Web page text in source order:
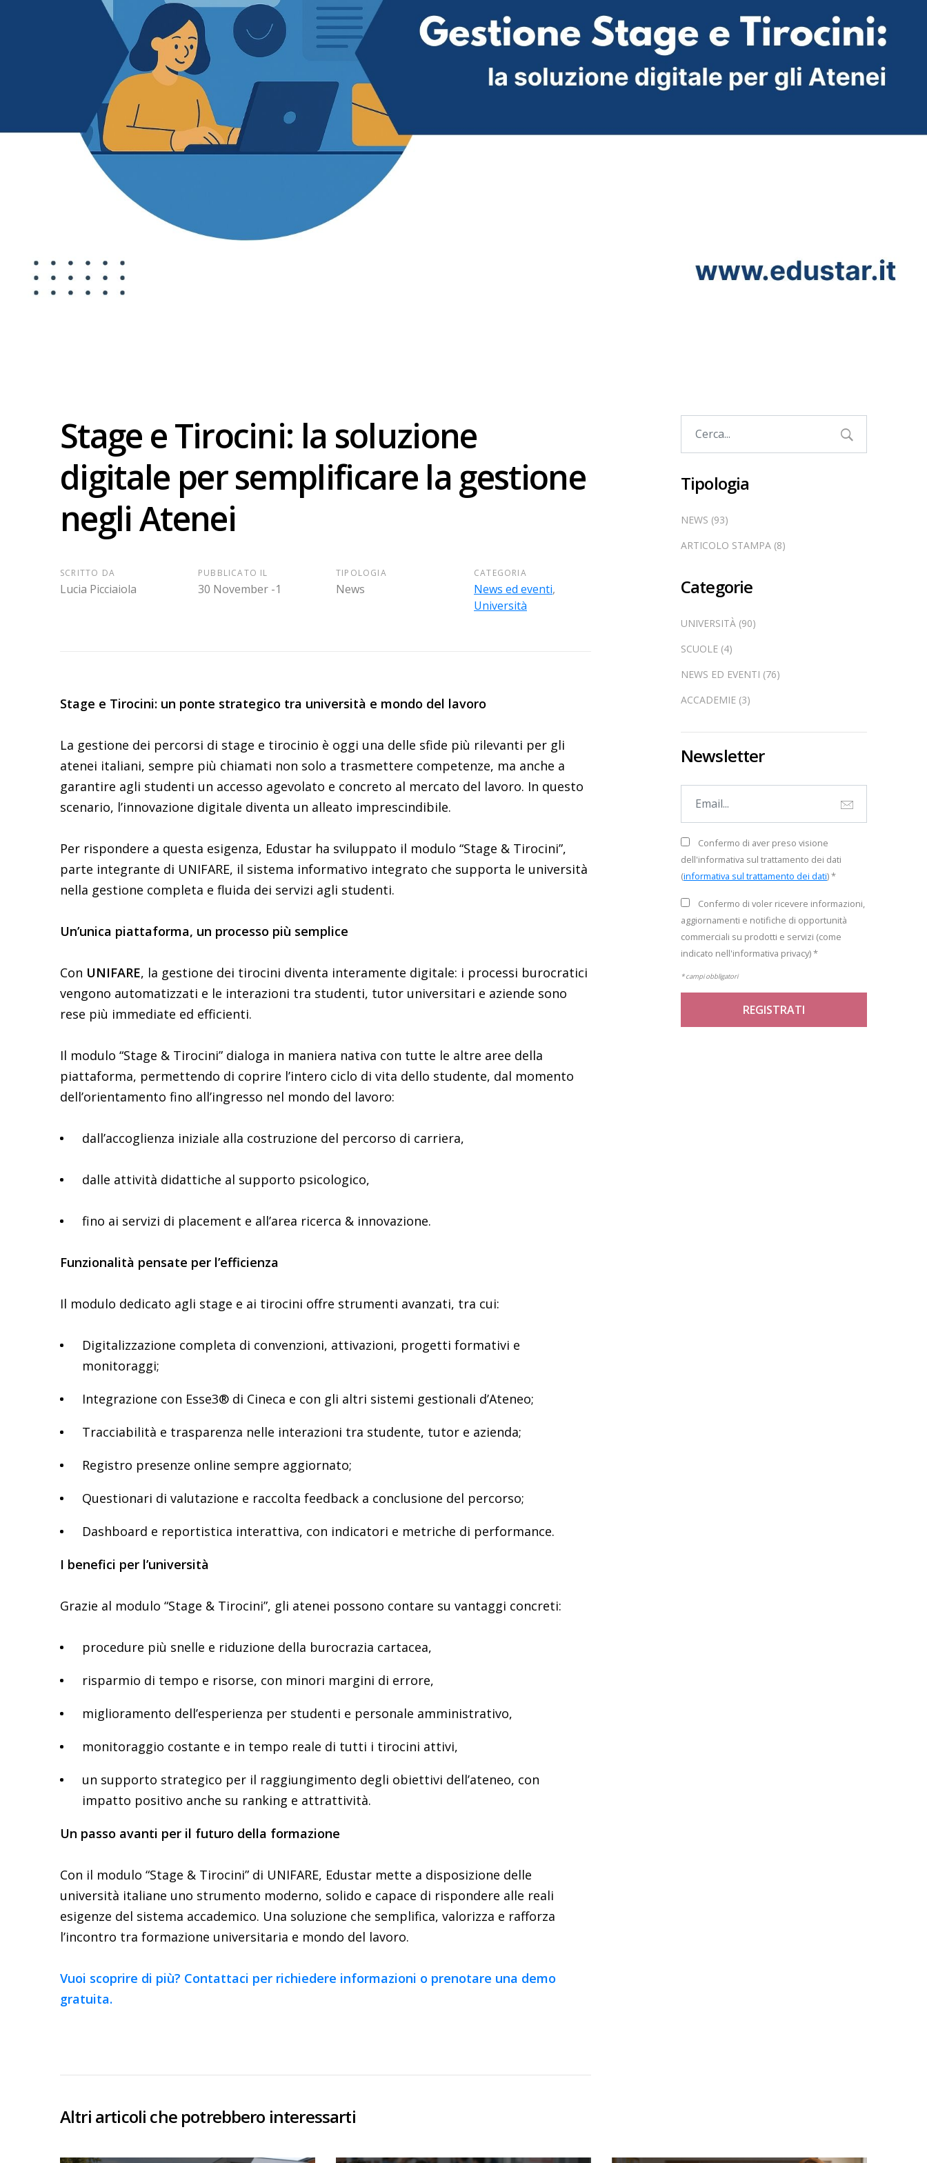
Stage e Tirocini: la soluzione
digitale per semplificare la gestione
negli Atenei
SCRITTO DA
Lucia Picciaiola
PUBBLICATO IL
30 November -1
TIPOLOGIA
News
CATEGORIA
News ed eventi,
Università
Stage e Tirocini: un ponte strategico tra università e mondo del lavoro
La gestione dei percorsi di stage e tirocinio è oggi una delle sfide più rilevanti per gli
atenei italiani, sempre più chiamati non solo a trasmettere competenze, ma anche a
garantire agli studenti un accesso agevolato e concreto al mercato del lavoro. In questo
scenario, l’innovazione digitale diventa un alleato imprescindibile.
Per rispondere a questa esigenza, Edustar ha sviluppato il modulo “Stage & Tirocini”,
parte integrante di UNIFARE, il sistema informativo integrato che supporta le università
nella gestione completa e fluida dei servizi agli studenti.
Un’unica piattaforma, un processo più semplice
Con UNIFARE, la gestione dei tirocini diventa interamente digitale: i processi burocratici
vengono automatizzati e le interazioni tra studenti, tutor universitari e aziende sono
rese più immediate ed efficienti.
Il modulo “Stage & Tirocini” dialoga in maniera nativa con tutte le altre aree della
piattaforma, permettendo di coprire l’intero ciclo di vita dello studente, dal momento
dell’orientamento fino all’ingresso nel mondo del lavoro:
dall’accoglienza iniziale alla costruzione del percorso di carriera,
dalle attività didattiche al supporto psicologico,
fino ai servizi di placement e all’area ricerca & innovazione.
Funzionalità pensate per l’efficienza
Il modulo dedicato agli stage e ai tirocini offre strumenti avanzati, tra cui:
Digitalizzazione completa di convenzioni, attivazioni, progetti formativi e
monitoraggi;
Integrazione con Esse3® di Cineca e con gli altri sistemi gestionali d’Ateneo;
Tracciabilità e trasparenza nelle interazioni tra studente, tutor e azienda;
Registro presenze online sempre aggiornato;
Questionari di valutazione e raccolta feedback a conclusione del percorso;
Dashboard e reportistica interattiva, con indicatori e metriche di performance.
I benefici per l’università
Grazie al modulo “Stage & Tirocini”, gli atenei possono contare su vantaggi concreti:
procedure più snelle e riduzione della burocrazia cartacea,
risparmio di tempo e risorse, con minori margini di errore,
miglioramento dell’esperienza per studenti e personale amministrativo,
monitoraggio costante e in tempo reale di tutti i tirocini attivi,
un supporto strategico per il raggiungimento degli obiettivi dell’ateneo, con
impatto positivo anche su ranking e attrattività.
Un passo avanti per il futuro della formazione
Con il modulo “Stage & Tirocini” di UNIFARE, Edustar mette a disposizione delle
università italiane uno strumento moderno, solido e capace di rispondere alle reali
esigenze del sistema accademico. Una soluzione che semplifica, valorizza e rafforza
l’incontro tra formazione universitaria e mondo del lavoro.
Vuoi scoprire di più? Contattaci per richiedere informazioni o prenotare una demo
gratuita.
Tipologia
NEWS (93)
ARTICOLO STAMPA (8)
Categorie
UNIVERSITÀ (90)
SCUOLE (4)
NEWS ED EVENTI (76)
ACCADEMIE (3)
Newsletter
Confermo di aver preso visione
dell'informativa sul trattamento dei dati
(informativa sul trattamento dei dati) *
Confermo di voler ricevere informazioni,
aggiornamenti e notifiche di opportunità
commerciali su prodotti e servizi (come
indicato nell'informativa privacy) *
* campi obbligatori
REGISTRATI
Altri articoli che potrebbero interessarti